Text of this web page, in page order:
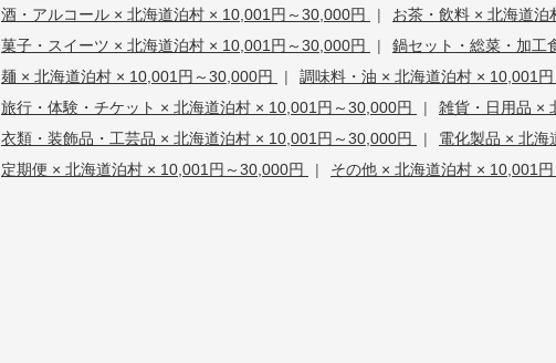
酒・アルコール × 北海道泊村 × 10,001円～30,000円
| お茶・飲料 × 北海道
菓子・スイーツ × 北海道泊村 × 10,001円～30,000円
| 鍋セット・総菜・加工
麺 × 北海道泊村 × 10,001円～30,000円
| 調味料・油 × 北海道泊村 × 10,001
旅行・体験・チケット × 北海道泊村 × 10,001円～30,000円
| 雑貨・日用品 ×
衣類・装飾品・工芸品 × 北海道泊村 × 10,001円～30,000円
| 電化製品 × 北海
定期便 × 北海道泊村 × 10,001円～30,000円
| その他 × 北海道泊村 × 10,001